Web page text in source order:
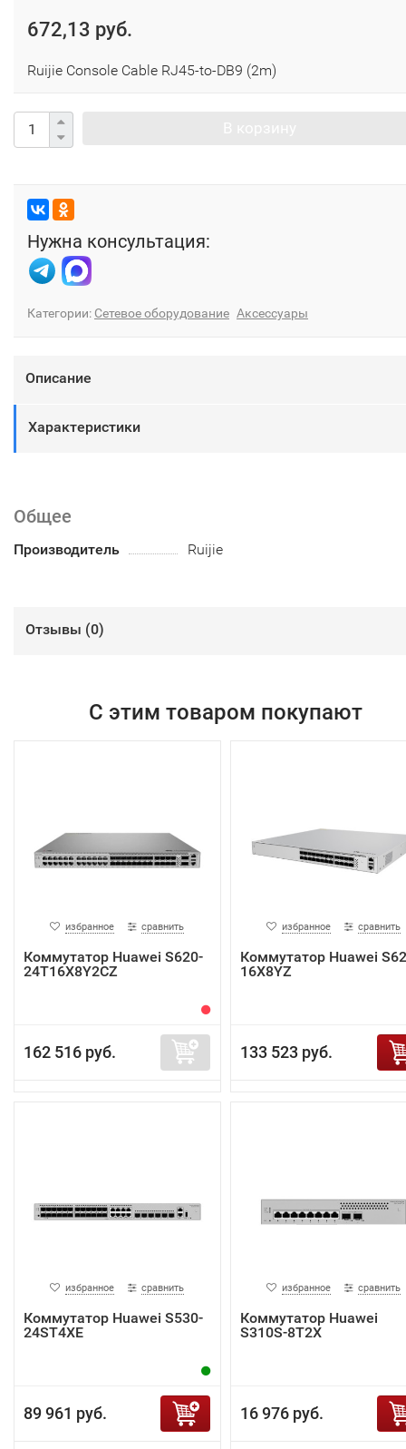
672,13 руб.
Ruijie Console Cable RJ45-to-DB9 (2m)
Нужна консультация:
Категории: Сетевое оборудование Аксессуары
Описание
Характеристики
Общее
Производитель Ruijie
Отзывы (0)
С этим товаром покупают
избранное сравнить
Коммутатор Huawei S620-
24T16X8Y2CZ
162 516 руб.
избранное сравнить
Коммутатор Huawei
16X8YZ
133 523 руб.
избранное сравнить
Коммутатор Huawei S530-
24ST4XE
89 961 руб.
избранное сравнить
Коммутатор Huawei
S310S-8T2X
16 976 руб.